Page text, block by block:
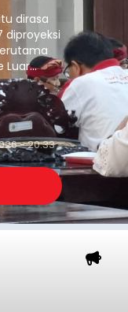
dirasa
diproyeksi
Luar
- 20:33